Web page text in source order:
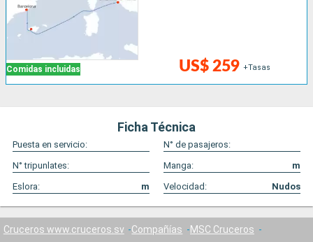
Comidas incluidas US$ 259 +Tasas
Ficha Técnica
Puesta en servicio:
N° de pasajeros:
N° tripunlates:
Manga:
m
Eslora:
m Velocidad: Nudos
Cruceros www.cruceros.sv Compañías
MSC Cruceros